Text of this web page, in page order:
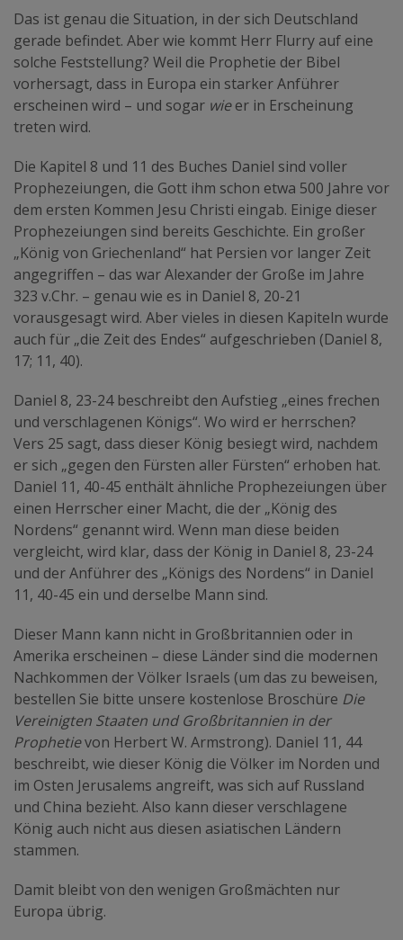
Das ist genau die Situation, in der sich Deutschland
gerade befindet. Aber wie kommt Herr Flurry auf eine
solche Feststellung? Weil die Prophetie der Bibel
vorhersagt, dass in Europa ein starker Anführer
erscheinen wird – und sogar wieer in Erscheinung
treten wird.
Die Kapitel 8 und 11 des Buches Daniel sind voller
Prophezeiungen, die Gott ihm schon etwa 500 Jahre vor
dem ersten Kommen Jesu Christi eingab. Einige dieser
Prophezeiungen sind bereits Geschichte. Ein großer
„König von Griechenland“ hat Persien vor langer Zeit
angegriffen – das war Alexander der Große im Jahre
323 v.Chr. – genau wie es in Daniel 8, 20-21
vorausgesagt wird. Aber vieles in diesen Kapiteln wurde
auch für „die Zeit des Endes“ aufgeschrieben (Daniel 8,
17; 11, 40).
Daniel 8, 23-24 beschreibt den Aufstieg „eines frechen
und verschlagenen Königs“. Wo wird er herrschen?
Vers 25 sagt, dass dieser König besiegt wird, nachdem
er sich „gegen den Fürsten aller Fürsten“ erhoben hat.
Daniel 11, 40-45 enthält ähnliche Prophezeiungen über
einen Herrscher einer Macht, die der „König des
Nordens“ genannt wird. Wenn man diese beiden
vergleicht, wird klar, dass der König in Daniel 8, 23-24
und der Anführer des „Königs des Nordens“ in Daniel
11, 40-45 ein und derselbe Mann sind.
Dieser Mann kann nicht in Großbritannien oder in
Amerika erscheinen – diese Länder sind die modernen
Nachkommen der Völker Israels (um das zu beweisen,
bestellen Sie bitte unsere kostenlose Broschüre Die
Vereinigten Staaten und Großbritannien in der
Prophetievon Herbert W. Armstrong). Daniel 11, 44
beschreibt, wie dieser König die Völker im Norden und
im Osten Jerusalems angreift, was sich auf Russland
und China bezieht. Also kann dieser verschlagene
König auch nicht aus diesen asiatischen Ländern
stammen.
Damit bleibt von den wenigen Großmächten nur
Europa übrig.